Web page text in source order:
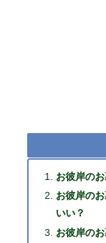
お彼岸の
お彼岸の
いい？
お彼岸の